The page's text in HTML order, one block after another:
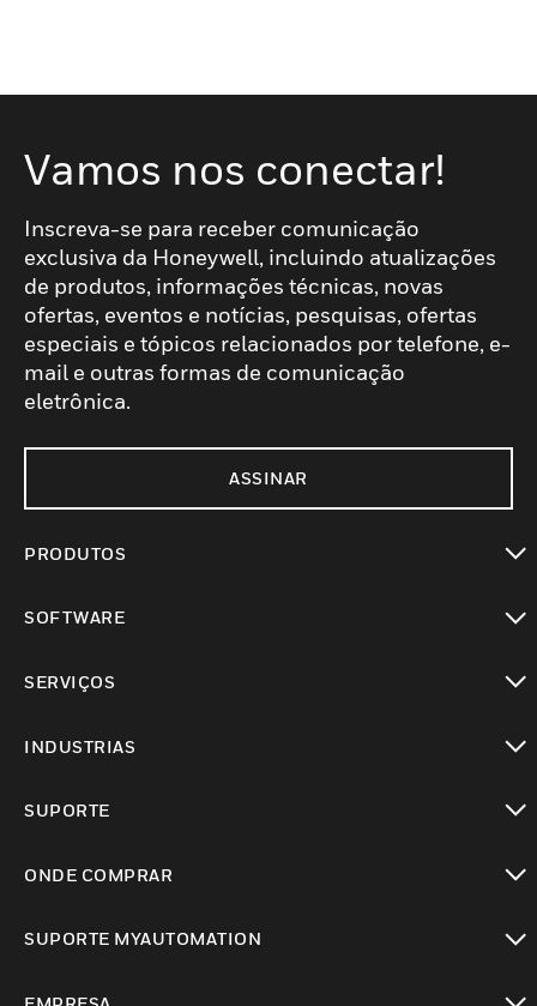
Vamos nos conectar!
Inscreva-se para receber comunicação
exclusiva da Honeywell, incluindo atualizações
de produtos, informações técnicas, novas
ofertas, eventos e notícias, pesquisas, ofertas
especiais e tópicos relacionados por telefone, e-
mail e outras formas de comunicação
eletrônica.
ASSINAR
PRODUTOS
SOFTWARE
SERVIÇOS
INDUSTRIAS
SUPORTE
ONDE COMPRAR
SUPORTE MYAUTOMATION